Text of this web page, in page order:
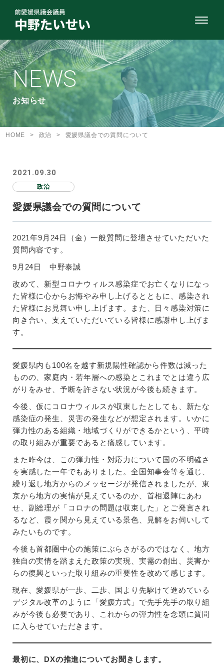
NEWS
お知らせ
HOME > 政治 > 愛媛県議会での質問について
2021.09.30
政治
愛媛県議会での質問について
2021年9月24日（金）一般質問に登壇させていただいた
質問内容です。
9月24日 中野泰誠
改めて、新型コロナウィルス感染症でお亡くなりになっ
た皆様に心からお悔やみ申し上げるとともに、感染され
た皆様にお見舞い申し上げます。また、日々感染対策に
向き合い、支えていただいている皆様に感謝申し上げま
す。
愛媛県内も100名を越す新規陽性確認から件数は減った
ものの、家庭内・若年層への感染とこれまでとは違う広
がりをみせ、予断を許さない状況が今後も続きます。
今後、仮にコロナウィルスが収束したとしても、新たな
感染症の発生、災害の発生などが想定されます。いかに
弾力性のある組織・地域づくりができるかという、平時
の取り組みが重要であると痛感しています。
また昨今は、この弾力性・対応力について国の不明確さ
を実感した一年でもありました。全国知事会等を通じ、
繰り返し地方からのメッセージが発信されましたが、東
京から地方の実情が見えているのか、首相退陣にあわ
せ、副総理が「コロナの問題は収束した」とご発言され
るなど、霞ヶ関から見えている景色、見解をお伺いして
みたいものです。
今後も首都圏中心の施策にぶらさがるのではなく、地方
独自の実情を踏まえた政策の実現、実需の創出、災害か
らの復興といった取り組みの重要性を改めて感じます。
現在、愛媛県が一歩、二歩、国より先駆けて進めている
デジタル改革のように「愛媛方式」で先手先手の取り組
みが今後も必要であり、これからの弾力性を念頭に質問
に入らせていただきます。
最初に、DXの推進についてお聞きします。